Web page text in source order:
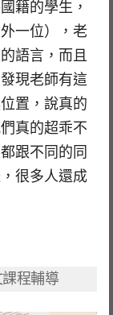
籍的學生，
一位），老
語言，而且
現老師有這
置，說真的
真的超乖不
跟不同的同
很多人還成
程輔導